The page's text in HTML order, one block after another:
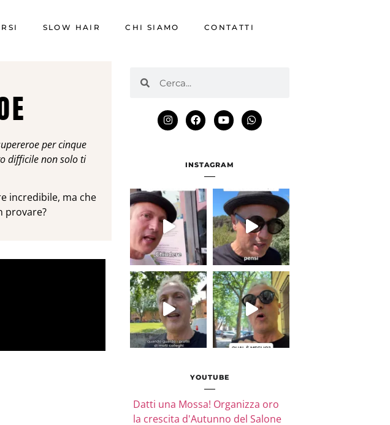
SLOW HAIR CHI SIAMO CONTATTI
per cinque
difficile non solo ti
incredibile, ma che
provare?
INSTAGRAM
YOUTUBE
Datti una Mossa! Organizza oro
la crescita d'Autunno del Salone